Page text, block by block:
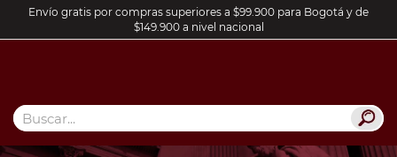
Envío gratis por compras superiores a $99.900 para Bogotá y de
$149.900 a nivel nacional